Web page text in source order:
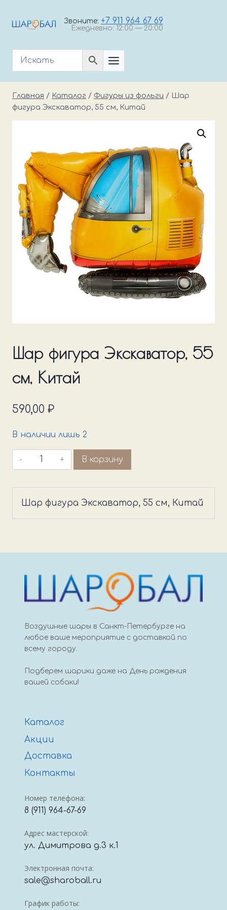
Звоните: +7 911 964 67 69
Ежедневно: 12:00 — 20:00
Главная / Каталог / Фигуры из фольги /
Шар
фигура Экскаватор, 55 см, Китай
Шар фигура Экскаватор, 55
см, Китай
590,00 ₽
В наличии лишь 2
Количество
товара
фигура
Экскаватор,
Китай
В корзину
Шар фигура Экскаватор, 55 см, Китай
Воздушные шары в Санкт-Петербурге на
любое ваше мероприятие с доставкой по
всему городу.
Подберем шарики даже на День рождения
вашей собаки!
Каталог
Акции
Доставка
Контакты
Номер телефона:
8 (911) 964-67-69
Адрес мастерской:
ул. Димитрова д.3 к.1
Электронная почта:
sale@sharoball.ru
График работы: